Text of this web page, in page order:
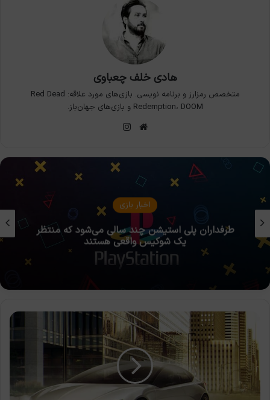
هادی خلف چعباوی
متخصص رمزارز و برنامه نویسی. بازی‌های مورد علاقه: Red Dead
Redemption، DOOM و بازی‌های جهان‌باز.
وبسایت
اخبار بازی
طرفداران پلی استیشن چند سالی می‌شود که منتظر
یک شوکیس واقعی هستند
ماشین
Apple
سال
آینده
راهی
جاده‌ها
خواهد